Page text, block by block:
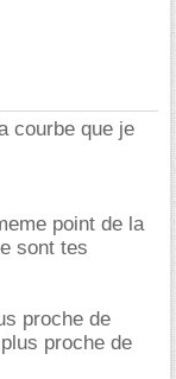
courbe que je
point de la
sont tes
proche de
proche de